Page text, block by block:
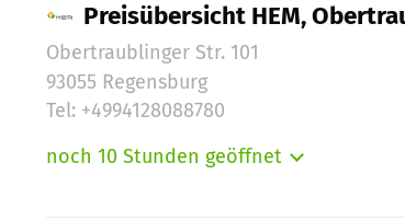
Preisübersicht HEM,
Obertraublinger Str. 101
93055 Regensburg
Tel: +4994128088780
noch 10 Stunden geöffnet